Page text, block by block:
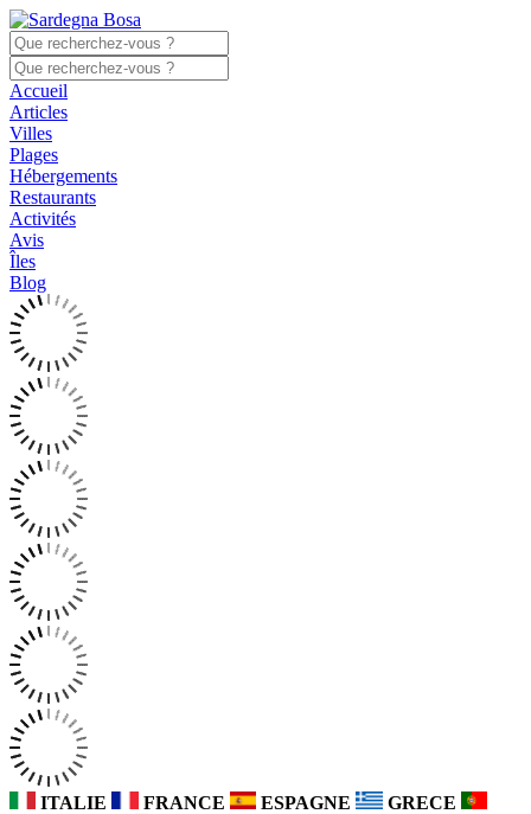
Accueil
Articles
Villes
Plages
Hébergements
Restaurants
Activités
Avis
Îles
Blog
ITALIE FRANCE ESPAGNE
GRECE